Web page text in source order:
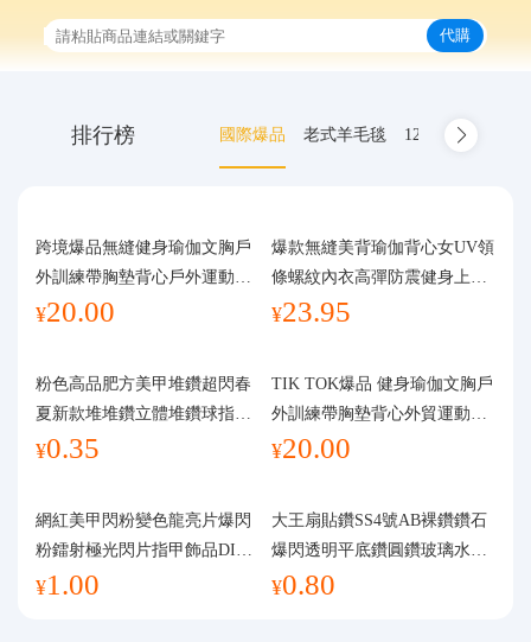
最新公告
代購問答
代購
排行榜 國際爆品 老式羊毛毯 12.00-20 truck
跨境爆品無縫健身瑜伽文胸戶
外訓練帶胸墊背心戶外運動瑜
伽服女
¥20.00
爆款無縫美背瑜伽背心女UV領
條螺紋內衣高彈防震健身上裝
運動文胸
¥23.95
粉色高品肥方美甲堆鑽超閃春
夏新款堆堆鑽立體堆鑽球指甲
裝飾品
¥0.35
TIK TOK爆品 健身瑜伽文胸戶
外訓練帶胸墊背心外貿運動瑜
伽服女
¥20.00
網紅美甲閃粉變色龍亮片爆閃
粉鐳射極光閃片指甲飾品DIY
手工流麻
¥1.00
大王扇貼鑽SS4號AB裸鑽鑽石
爆閃透明平底鑽圓鑽玻璃水鑽
美甲鑽飾
¥0.80